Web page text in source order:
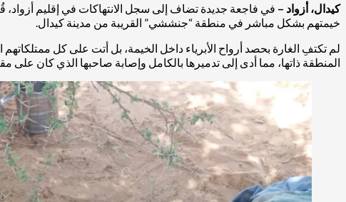
كيدال، أزواد –
خيمتهم بشكل مباشر في منطقة “جنششي” القريبة من مدينة كيدال.
لم تكتفِ الغارة بحصد أرواح الأبرياء داخل الخيمة، بل أتت على كل
المنطقة ذاتها، مما أدى إلى تدميرها بالكامل وإصابة صاحبها الذي كان على